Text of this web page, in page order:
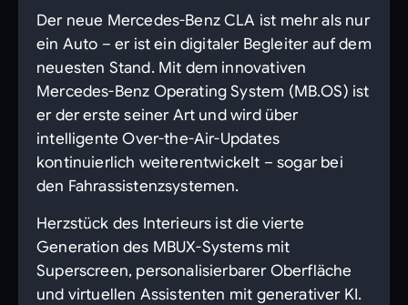
Der neue Mercedes-Benz CLA ist mehr als nur
ein Auto – er ist ein digitaler Begleiter auf dem
neuesten Stand. Mit dem innovativen
Mercedes-Benz Operating System (MB.OS) ist
er der erste seiner Art und wird über
intelligente Over-the-Air-Updates
kontinuierlich weiterentwickelt – sogar bei
den Fahrassistenzsystemen.
Herzstück des Interieurs ist die vierte
Generation des MBUX-Systems mit
Superscreen, personalisierbarer Oberfläche
und virtuellen Assistenten mit generativer KI.